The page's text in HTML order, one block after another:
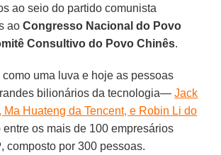
ao seio do partido comunista
aoCongresso Nacional do Povo
Consultivo do Povo Chinês.
uma luva e hoje as pessoas
bilionários da tecnologia—Jack
Ma Huateng da Tencent, e Robin Li do
os mais de 100 empresários
, composto por 300 pessoas.